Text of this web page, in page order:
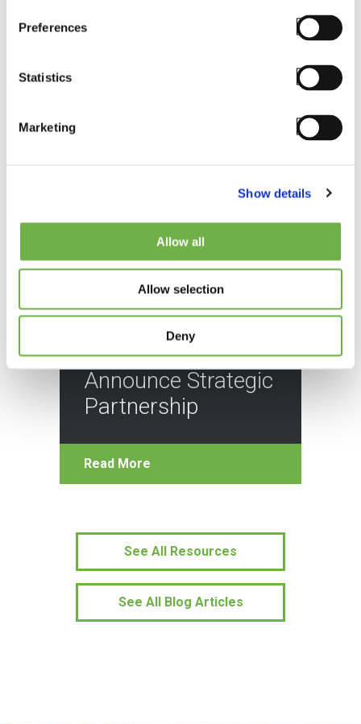
Preferences
Statistics
Marketing
Show details
Allow all
Allow selection
Deny
StayLinked and
Datalogic
Announce Strategic
Partnership
Read More
See All Resources
See All Blog Articles